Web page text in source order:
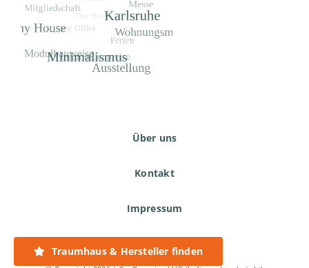
Traumhaus & Hersteller finden
Über uns
Kontakt
Impressum